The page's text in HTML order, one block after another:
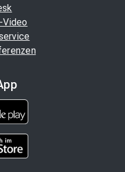
Video